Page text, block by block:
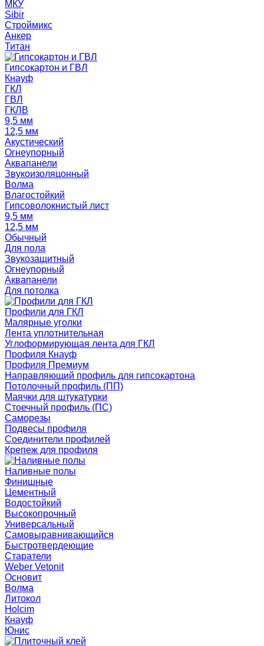
МКУ
Sibir
Строймикс
Анкер
Титан
Гипсокартон и ГВЛ
Кнауф
ГКЛ
ГВЛ
ГКЛВ
9,5 мм
12,5 мм
Акустический
Огнеупорный
Аквапанели
Звукоизоляцонный
Волма
Влагостойкий
Гипсоволокнистый лист
9,5 мм
12,5 мм
Обычный
Для пола
Звукозащитный
Огнеупорный
Аквапанели
Для потолка
Профили для ГКЛ
Малярные уголки
Лента уплотнительная
Углоформирующая лента для ГКЛ
Профиля Кнауф
Профиля Премиум
Направляющий профиль для гипсокартона
Потолочный профиль (ПП)
Маячки для штукатурки
Стоечный профиль (ПС)
Саморезы
Подвесы профиля
Соединители профилей
Крепеж для профиля
Наливные полы
Финишные
Цементный
Водостойкий
Высокопрочный
Универсальный
Самовыравнивающийся
Быстротвердеющие
Старатели
Weber Vetonit
Основит
Волма
Литокол
Holcim
Кнауф
Юнис